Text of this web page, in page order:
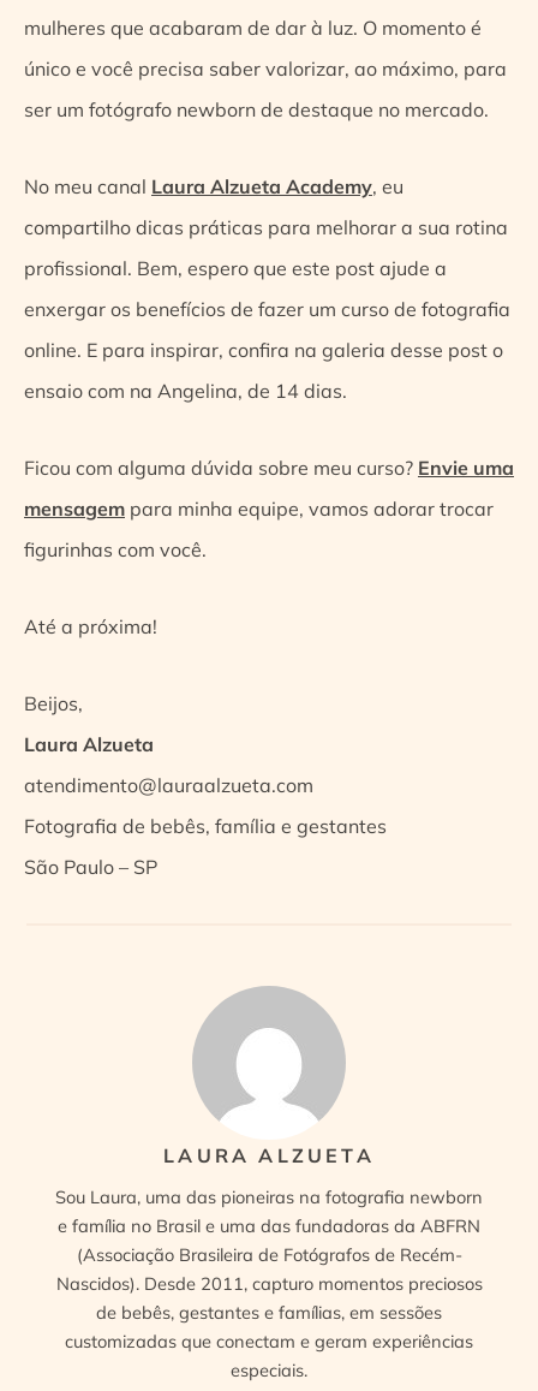
mulheres que acabaram de dar à luz. O momento é
único e você precisa saber valorizar, ao máximo, para
ser um fotógrafo newborn de destaque no mercado.
No meu canal Laura Alzueta Academy, eu
compartilho dicas práticas para melhorar a sua rotina
profissional. Bem, espero que este post ajude a
enxergar os benefícios de fazer um curso de fotografia
online. E para inspirar, confira na galeria desse post o
ensaio com na Angelina, de 14 dias.
Ficou com alguma dúvida sobre meu curso? Envie uma
mensagem para minha equipe, vamos adorar trocar
figurinhas com você.
Até a próxima!
Beijos,
Laura Alzueta
atendimento@lauraalzueta.com
Fotografia de bebês, família e gestantes
São Paulo – SP
LAURA ALZUETA
Sou Laura, uma das pioneiras na fotografia newborn
e família no Brasil e uma das fundadoras da ABFRN
(Associação Brasileira de Fotógrafos de Recém-
Nascidos). Desde 2011, capturo momentos preciosos
de bebês, gestantes e famílias, em sessões
customizadas que conectam e geram experiências
especiais.